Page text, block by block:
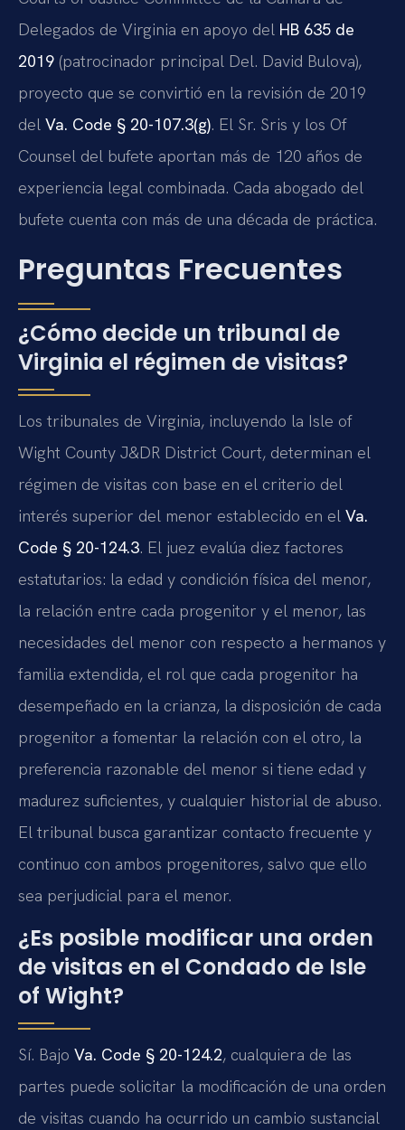
Delegados de Virginia en apoyo del HB 635 de
2019 (patrocinador principal Del. David Bulova),
proyecto que se convirtió en la revisión de 2019
del Va. Code § 20-107.3(g). El Sr. Sris y los Of
Counsel del bufete aportan más de 120 años de
experiencia legal combinada. Cada abogado del
bufete cuenta con más de una década de práctica.
Preguntas Frecuentes
¿Cómo decide un tribunal de
Virginia el régimen de visitas?
Los tribunales de Virginia, incluyendo la Isle of
Wight County J&DR District Court, determinan el
régimen de visitas con base en el criterio del
interés superior del menor establecido en el Va.
Code § 20-124.3. El juez evalúa diez factores
estatutarios: la edad y condición física del menor,
la relación entre cada progenitor y el menor, las
necesidades del menor con respecto a hermanos y
familia extendida, el rol que cada progenitor ha
desempeñado en la crianza, la disposición de cada
progenitor a fomentar la relación con el otro, la
preferencia razonable del menor si tiene edad y
madurez suficientes, y cualquier historial de abuso.
El tribunal busca garantizar contacto frecuente y
continuo con ambos progenitores, salvo que ello
sea perjudicial para el menor.
¿Es posible modificar una orden
de visitas en el Condado de Isle
of Wight?
Sí. Bajo Va. Code § 20-124.2, cualquiera de las
partes puede solicitar la modificación de una orden
de visitas cuando ha ocurrido un cambio sustancial